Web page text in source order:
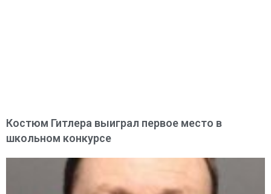
Костюм Гитлера выиграл первое место в
школьном конкурсе